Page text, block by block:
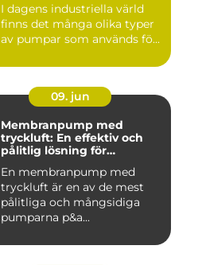
I dagens industriella värld
finns det många olika typer
av pumpar som används fö...
09. jun
Membranpump med
tryckluft: En effektiv och
pålitlig lösning för
En membranpump med
tryckluft är en av de mest
pålitliga och mångsidiga
pumparna p&a...